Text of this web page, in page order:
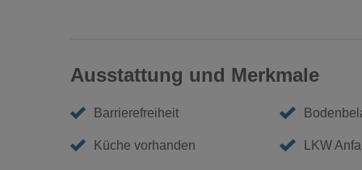
Ausstattung und Merkmale
Barrierefreiheit
Küche vorhanden LKW